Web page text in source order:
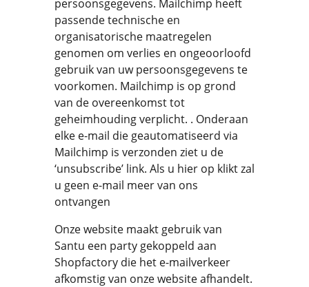
persoonsgegevens. Mailchimp heeft
passende technische en
organisatorische maatregelen
genomen om verlies en ongeoorloofd
gebruik van uw persoonsgegevens te
voorkomen. Mailchimp is op grond
van de overeenkomst tot
geheimhouding verplicht. . Onderaan
elke e-mail die geautomatiseerd via
Mailchimp is verzonden ziet u de
‘unsubscribe’ link. Als u hier op klikt zal
u geen e-mail meer van ons
ontvangen
Onze website maakt gebruik van
Santu een party gekoppeld aan
Shopfactory die het e-mailverkeer
afkomstig van onze website afhandelt.